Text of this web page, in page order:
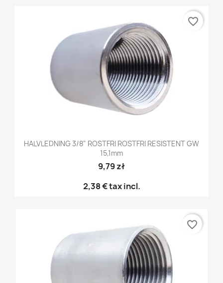
HALVLEDNING 3/8" ROSTFRI ROSTFRI RESISTENT GW
15,1mm
9,79 zł
2,38 €tax incl.
favorite_border
favorite_border